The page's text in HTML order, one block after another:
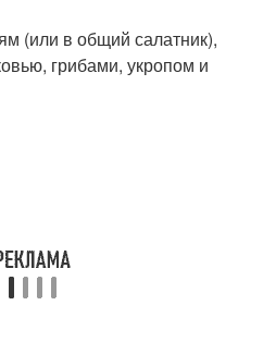
(или в общий салатник),
грибами, укропом и